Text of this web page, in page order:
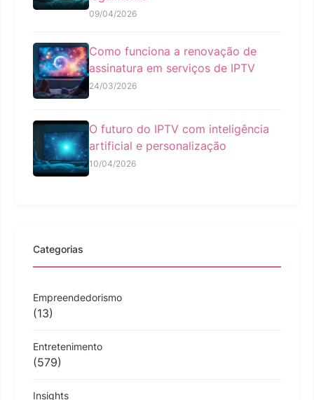
09/04/2026
Como funciona a renovação de
assinatura em serviços de IPTV
24/03/2026
O futuro do IPTV com inteligência
artificial e personalização
10/04/2026
Categorias
Empreendedorismo
(13)
Entretenimento
(579)
Insights